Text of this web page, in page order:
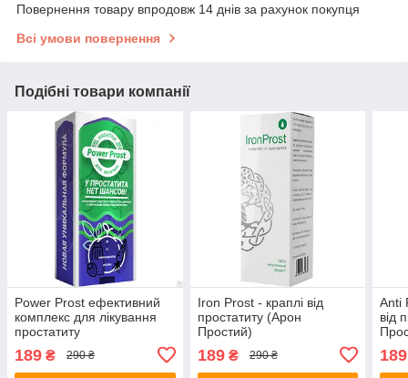
Повернення товару впродовж 14 днів за рахунок покупця
Всі умови повернення
Подібні товари компанії
Power Prost ефективний
комплекс для лікування
простатиту
189 ₴ 290 ₴
Iron Prost - краплі від
простатиту (Арон
Простий)
189₴ 290 ₴
Anti
від
189